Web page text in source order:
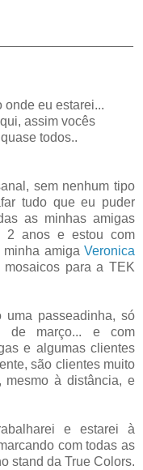
onde eu estarei...
assim vocês
todos..
sem nenhum tipo
tudo que eu puder
as minhas amigas
2 anos e estou com
minha amiga Veronica
mosaicos para a TEK
uma passeadinha, só
de março... e com
e algumas clientes
são clientes muito
mesmo à distância, e
e estarei à
com todas as
stand da True Colors.